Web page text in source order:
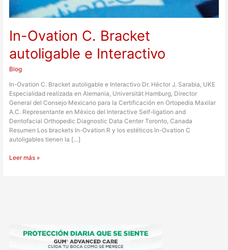
In-Ovation C. Bracket
autoligable e Interactivo
Blog
In-Ovation C. Bracket autoligable e Interactivo Dr. Héctor J. Sarabia, UKE
Especialidad realizada en Alemania, Universität Hamburg, Director
General del Consejo Mexicano para la Certificación en Ortopedia Maxilar
A.C. Representante en México del Interactive Self-ligation and
Dentofacial Orthopedic Diagnostic Data Center Toronto, Canada
Resumen Los brackets In-Ovation R y los estéticos In-Ovation C
autoligables tienen la […]
Leer más »